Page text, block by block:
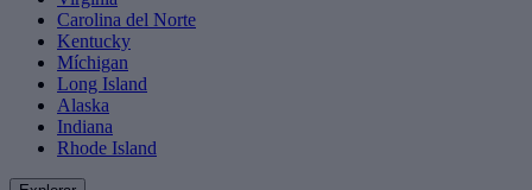
Carolina del Norte
Kentucky
Míchigan
Long Island
Alaska
Indiana
Rhode Island